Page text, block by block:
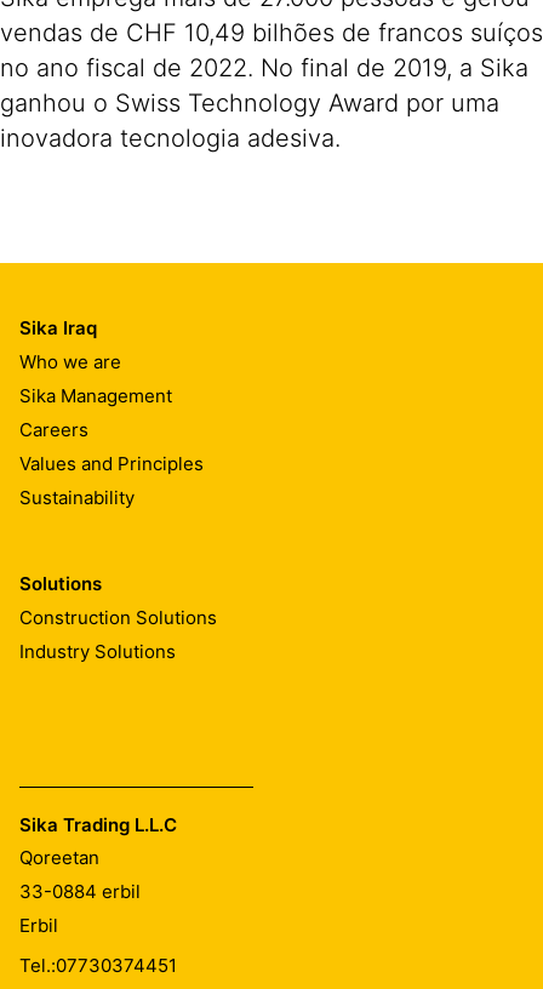
vendas de CHF 10,49 bilhões de francos suíços
no ano fiscal de 2022. No final de 2019, a Sika
ganhou o Swiss Technology Award por uma
inovadora tecnologia adesiva.
Sika Iraq
Who we are
Sika Management
Careers
Values and Principles
Sustainability
Solutions
Construction Solutions
Industry Solutions
Sika Trading L.L.C
Qoreetan
33-0884 erbil
Erbil
Tel.:07730374451